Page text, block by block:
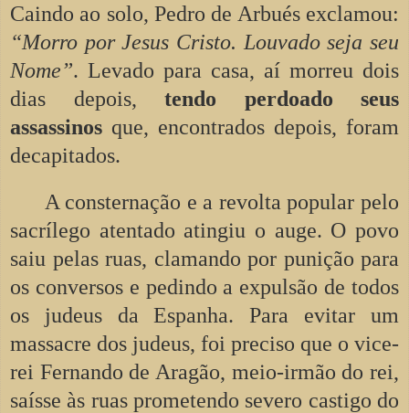
Caindo ao solo, Pedro de Arbués exclamou:
“Morro por Jesus Cristo. Louvado seja seu
Nome”. Levado para casa, aí morreu dois
dias depois, tendo perdoado seus
assassinos que, encontrados depois, foram
decapitados.
A consternação e a revolta popular pelo
sacrílego atentado atingiu o auge. O povo
saiu pelas ruas, clamando por punição para
os conversos e pedindo a expulsão de todos
os judeus da Espanha. Para evitar um
massacre dos judeus, foi preciso que o vice-
rei Fernando de Aragão, meio-irmão do rei,
saísse às ruas prometendo severo castigo do